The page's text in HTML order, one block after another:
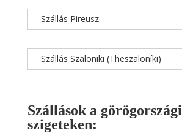
Szállás Pireusz
Szállás Szaloniki (Theszaloníki)
Szállások a görögországi
szigeteken: